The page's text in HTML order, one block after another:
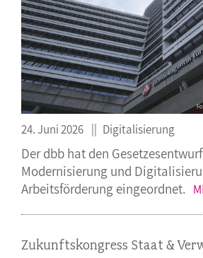
24. Juni 2026 Digitalisierung
Der dbb hat den
Modernisierung und
Arbeitsförderung eingeordnet.
Zukunftskongress Staat &